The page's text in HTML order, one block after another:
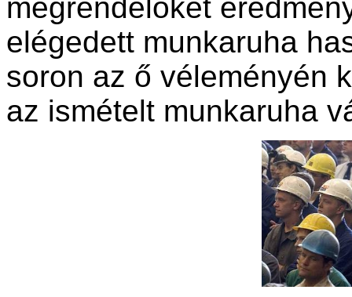
megrendelőket
elégedett munkaruha
soron az ő véleményén
az ismételt munkaruha